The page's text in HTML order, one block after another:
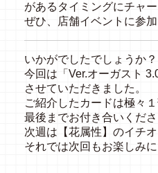
があるタイミングにチャ
ぜひ、店舗イベントに参
いかがでしたでしょうか？
今回は「Ver.オーガスト
させていただきました。
ご紹介したカードは極々
最後までお付き合いくだ
次週は【花属性】のイチ
それでは次回もお楽しみに